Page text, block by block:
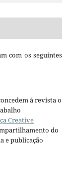
com os seguintes
à revista o
Creative
do
e publicação